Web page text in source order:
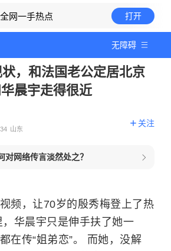
网一手热点 打开
无障碍
，和法国老公定居北京
晨宇走得很近
山东
关注
对网络传言淡然处之？
频，让70岁的殷秀梅登上了热
华晨宇只是伸手扶了她一
在传“姐弟恋”。 而她，没解